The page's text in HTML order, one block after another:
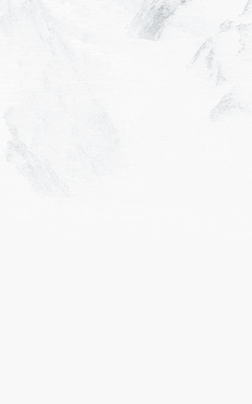
Radstadt/​Altenmarkt